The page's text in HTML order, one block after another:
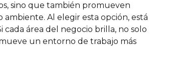
sino que también promueven
Al elegir esta opción, está
área del negocio brilla, no solo
un entorno de trabajo más